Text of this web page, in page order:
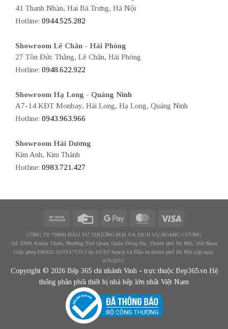
41 Thanh Nhàn, Hai Bà Trưng, Hà Nội
Hotline: 0944.525.282
Showroom Lê Chân - Hải Phòng
27 Tôn Đức Thắng, Lê Chân, Hải Phòng
Hotline: 0948.622.922
Showroom Hạ Long - Quảng Ninh
A7-14 KĐT Monbay, Hải Long, Hạ Long, Quảng Ninh
Hotline: 0943.963.966
Showroom Hải Dương
Kim Anh, Kim Thành
Hotline: 0983.721.427
CÔNG TY TNHH ĐẦU TƯ THƯƠNG MẠI VÀ DỊCH VỤ HOÀNG CƯƠNG
Số 398B Khâm Thiên, Phường Thổ Quan, Quận Đống Đa, Thành phố Hà Nội, Việt Nam
Giấy phép ĐKKD: 0105475353 do Sở Kế hoạch và Đầu tư thành phố Hà Nội cấp ngày
8/9/2011
Copyright © 2026 Bếp 365 chi nhánh Vinh - trực thuộc Bep365.vn Hệ
thống phân phối thiết bị nhà bếp lớn nhất Việt Nam